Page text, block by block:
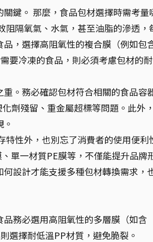
鍵。 那麼，食品包材選擇時需考量
阻隔氧氣、水氣，甚至油脂的滲透，
，選擇高阻氧性的複合膜（例如包
要冷凍的食品，則必須考慮包材的
。務必確認包材符合相關的食品容
劑殘留、重金屬超標等問題。此外
特性外，也別忘了消費者的使用便利
單一材質PE膜等，不僅能提升品牌
設計才能支援多種包材轉換需求，
品務必選用高阻氧性的多層膜（如含
選擇耐低溫PP材質，避免脆裂。